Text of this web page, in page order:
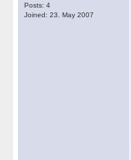
Posts: 4
Joined: 23. May 2007